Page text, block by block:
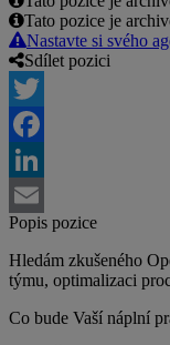
Tato pozice je
Nastavte si svého
Sdílet pozici
Twitter
Facebook
LinkedIn
Email
Popis pozice
Hledám zkušeného
týmu, optimalizaci
Co bude Vaší náplní